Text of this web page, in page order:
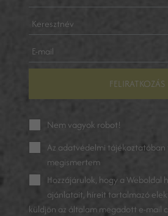
FELIRATKOZÁS
Nem vagyok robot!
Az adatvédelmi tájékoztatóban
megismertem
Hozzájárulok, hogy a Weboldal
ajánlatait, híreit tartalmazó
küldjön az általam megadott e-mail